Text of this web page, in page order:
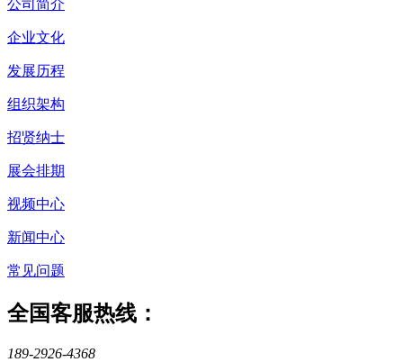
公司简介
企业文化
发展历程
组织架构
招贤纳士
展会排期
视频中心
新闻中心
常见问题
全国客服热线：
189-2926-4368